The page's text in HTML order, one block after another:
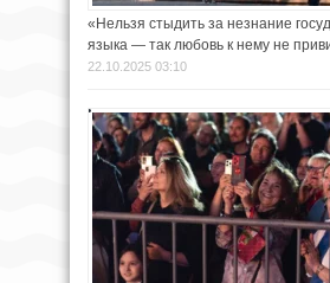
«Нельзя стыдить за незнание
языка — так любовь к нему не
22.10.2025 03:10